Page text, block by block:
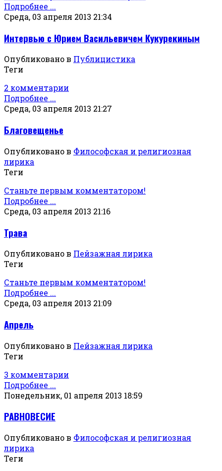
Подробнее ...
Среда, 03 апреля 2013 21:34
Интервью с Юрием Васильевичем Кукурекиным
Опубликовано в Публицистика
Теги
2 комментарии
Подробнее ...
Среда, 03 апреля 2013 21:27
Благовещенье
Опубликовано в Философская и религиозная
лирика
Теги
Станьте первым комментатором!
Подробнее ...
Среда, 03 апреля 2013 21:16
Трава
Опубликовано в Пейзажная лирика
Теги
Станьте первым комментатором!
Подробнее ...
Среда, 03 апреля 2013 21:09
Апрель
Опубликовано в Пейзажная лирика
Теги
3 комментарии
Подробнее ...
Понедельник, 01 апреля 2013 18:59
РАВНОВЕСИЕ
Опубликовано в Философская и религиозная
лирика
Теги